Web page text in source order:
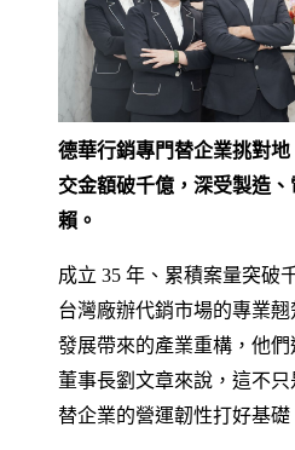
德華行銷專門替企業挑對
交金額破千億，深受製造
賴。
成立 35 年、累積案量突破
台灣廠辦代銷市場的專業
發展帶來的產業重構，他
董事長劉文章來說，這不
替企業的營運韌性打好基礎